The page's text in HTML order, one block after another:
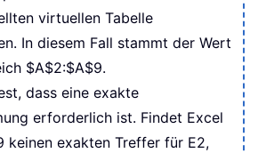
virtuellen Tabelle
In diesem Fall stammt der Wert
$A$2:$A$9.
dass eine exakte
erforderlich ist. Findet Excel
keinen exakten Treffer für E2,